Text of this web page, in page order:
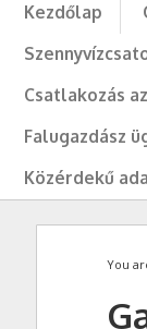
Kezdőlap
Csatlakozás
Falugazdász
Közérdekű
You